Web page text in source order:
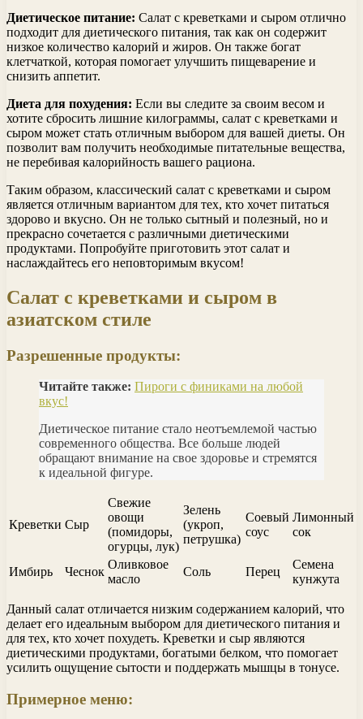
Диетическое питание: Салат с креветками и сыром отлично
подходит для диетического питания, так как он содержит
низкое количество калорий и жиров. Он также богат
клетчаткой, которая помогает улучшить пищеварение и
снизить аппетит.
Диета для похудения: Если вы следите за своим весом и
хотите сбросить лишние килограммы, салат с креветками и
сыром может стать отличным выбором для вашей диеты. Он
позволит вам получить необходимые питательные вещества,
не перебивая калорийность вашего рациона.
Таким образом, классический салат с креветками и сыром
является отличным вариантом для тех, кто хочет питаться
здорово и вкусно. Он не только сытный и полезный, но и
прекрасно сочетается с различными диетическими
продуктами. Попробуйте приготовить этот салат и
наслаждайтесь его неповторимым вкусом!
Салат с креветками и сыром в
азиатском стиле
Разрешенные продукты:
Читайте также: Пироги с финиками на любой
вкус!
Диетическое питание стало неотъемлемой частью
современного общества. Все больше людей
обращают внимание на свое здоровье и стремятся
к идеальной фигуре.
Креветки Сыр
Свежие
овощи
(помидоры,
огурцы, лук)
Зелень
(укроп,
петрушка)
Соевый
соус
Лимонный
сок
Имбирь Чеснок
Оливковое
масло
Соль Перец
Семена
кунжута
Данный салат отличается низким содержанием калорий, что
делает его идеальным выбором для диетического питания и
для тех, кто хочет похудеть. Креветки и сыр являются
диетическими продуктами, богатыми белком, что помогает
усилить ощущение сытости и поддержать мышцы в тонусе.
Примерное меню: